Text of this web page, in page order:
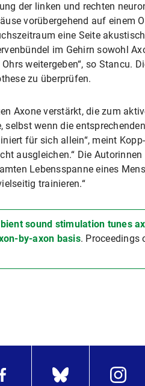
der linken und rechten
vorübergehend auf einem
eine Seite
im Gehirn sowohl
weitergeben“, so Stancu.
zu überprüfen.
Axone verstärkt, die zum
wenn die entsprechenden
für sich allein“, meint Kopp-
ausgleichen.“ Die Autorinnen
Lebensspanne eines
trainieren.“
sound stimulation tunes
by-axon basis. Proceedings